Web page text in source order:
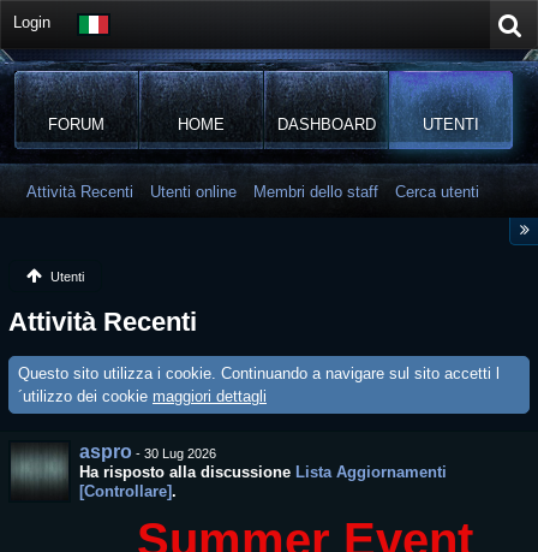
Login
FORUM HOME DASHBOARD UTENTI
Attività Recenti Utenti online Membri dello staff Cerca utenti
Utenti
Attività Recenti
Questo sito utilizza i cookie. Continuando a navigare sul sito accetti l
´utilizzo dei cookie maggiori dettagli
aspro - 30 Lug 2026
Ha risposto alla discussione Lista Aggiornamenti
[Controllare].
Summer Event